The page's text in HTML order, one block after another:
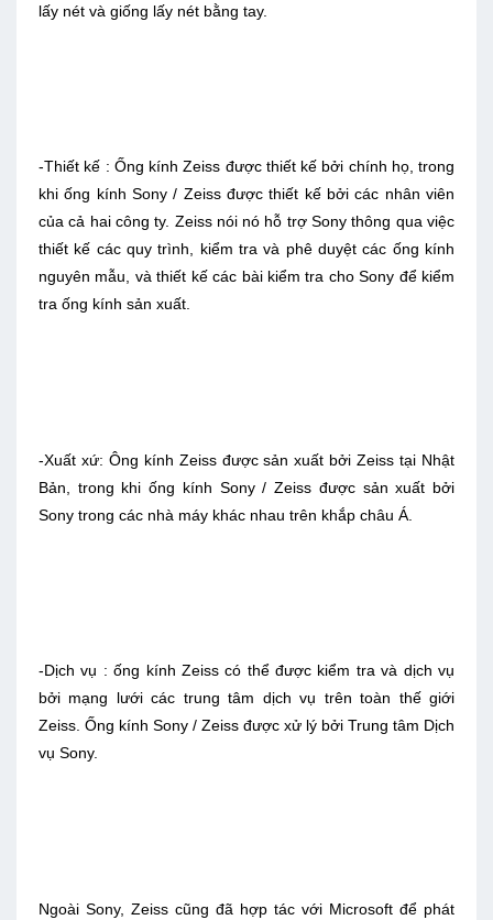
lấy nét và giống lấy nét bằng tay.
-Thiết kế : Ống kính Zeiss được thiết kế bởi chính họ, trong
khi ống kính Sony / Zeiss được thiết kế bởi các nhân viên
của cả hai công ty. Zeiss nói nó hỗ trợ Sony thông qua việc
thiết kế các quy trình, kiểm tra và phê duyệt các ống kính
nguyên mẫu, và thiết kế các bài kiểm tra cho Sony để kiểm
tra ống kính sản xuất.
-Xuất xứ: Ông kính Zeiss được sản xuất bởi Zeiss tại Nhật
Bản, trong khi ống kính Sony / Zeiss được sản xuất bởi
Sony trong các nhà máy khác nhau trên khắp châu Á.
-Dịch vụ : ống kính Zeiss có thể được kiểm tra và dịch vụ
bởi mạng lưới các trung tâm dịch vụ trên toàn thế giới
Zeiss. Ống kính Sony / Zeiss được xử lý bởi Trung tâm Dịch
vụ Sony.
Ngoài Sony, Zeiss cũng đã hợp tác với Microsoft để phát